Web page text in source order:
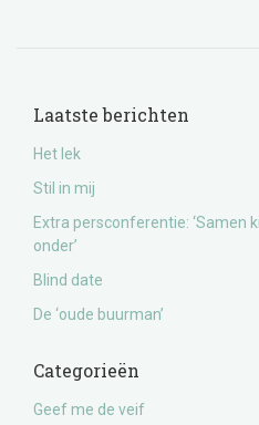
Laatste berichten
Het lek
Stil in mij
Extra persconferentie: ‘Samen
onder’
Blind date
De ‘oude buurman’
Categorieën
Geef me de veif